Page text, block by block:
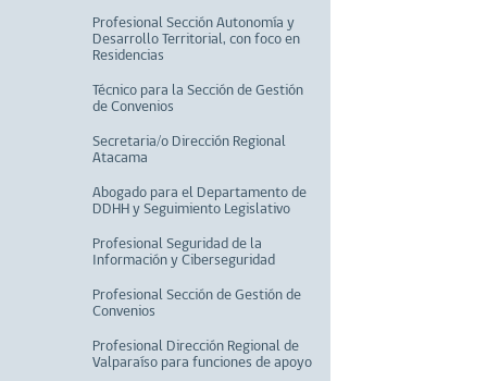
Profesional Sección Autonomía y
Desarrollo Territorial, con foco en
Residencias
Técnico para la Sección de Gestión
de Convenios
Secretaria/o Dirección Regional
Atacama
Abogado para el Departamento de
DDHH y Seguimiento Legislativo
Profesional Seguridad de la
Información y Ciberseguridad
Profesional Sección de Gestión de
Convenios
Profesional Dirección Regional de
Valparaíso para funciones de apoyo